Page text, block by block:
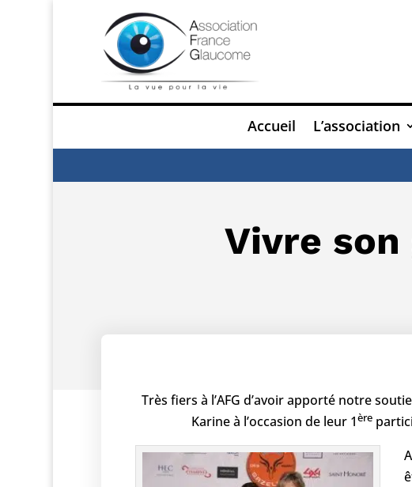
Accueil L’association
Vivre
Très fiers à l’AFG d’avoir apporté notre
Karine à l’occasion de leur 1ère